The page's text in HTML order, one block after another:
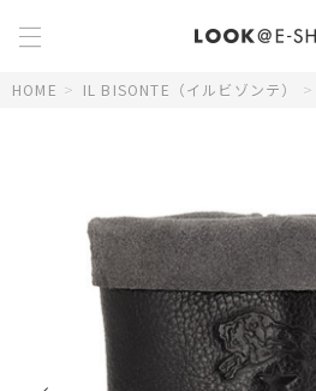
HOME > IL BISONTE（イルビゾンテ） >